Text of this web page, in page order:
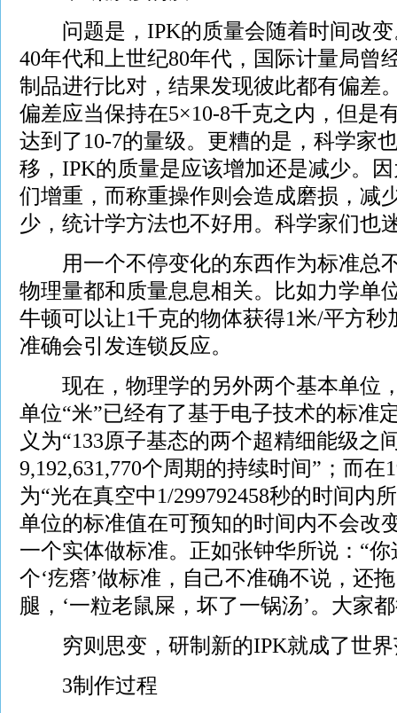
问题是，IPK的质量会随着时间改变
40年代和上世纪80年代，国际计量局曾
制品进行比对，结果发现彼此都有偏差
偏差应当保持在5×10-8千克之内，但是
达到了10-7的量级。更糟的是，科学家
移，IPK的质量是应该增加还是减少。
们增重，而称重操作则会造成磨损，减
少，统计学方法也不好用。科学家们也
用一个不停变化的东西作为标准总
物理量都和质量息息相关。比如力学单
牛顿可以让1千克的物体获得1米/平方秒
准确会引发连锁反应。
现在，物理学的另外两个基本单位
单位“米”已经有了基于电子技术的标准
义为“133原子基态的两个超精细能级之
9,192,631,770个周期的持续时间”；而在
为“光在真空中1/299792458秒的时间内
单位的标准值在可预知的时间内不会改
一个实体做标准。正如张钟华所说：“你
个‘疙瘩’做标准，自己不准确不说，还
腿，‘一粒老鼠屎，坏了一锅汤’。大家
穷则思变，研制新的IPK就成了世界
3制作过程